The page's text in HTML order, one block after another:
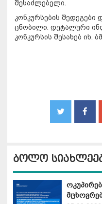
შესაძლებელი.
კონკურსების შედეგები
ცნობილი. დეტალური
კონკურსის შესახებ იხ.
ბოლო